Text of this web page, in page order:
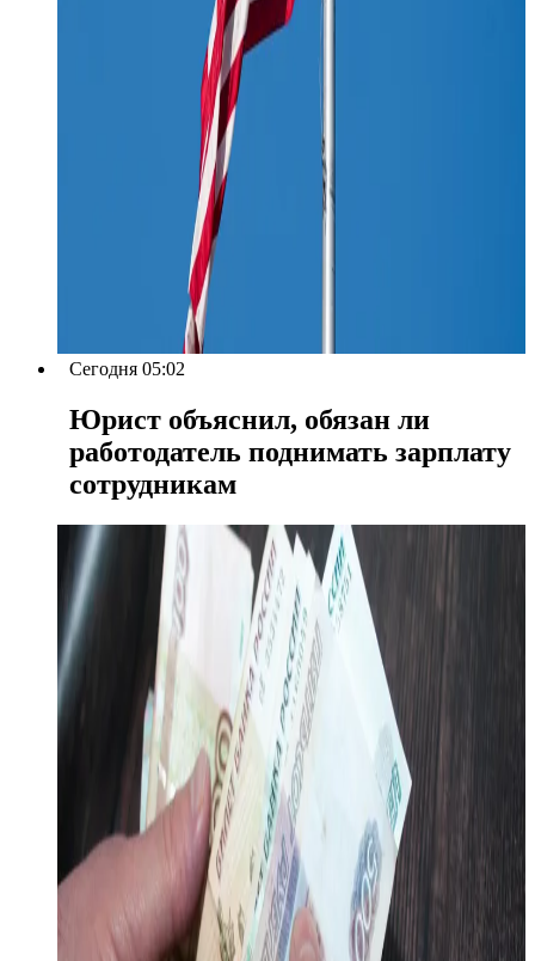
Сегодня 05:02
Юрист объяснил, обязан ли
работодатель поднимать зарплату
сотрудникам